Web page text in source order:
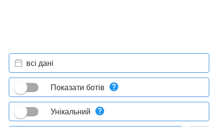
всі дані
Показати ботів
Унікальний